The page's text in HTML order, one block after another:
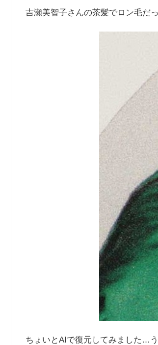
吉瀬美智子さんの茶髪でロン毛だ
ちょいとAIで復元してみました…